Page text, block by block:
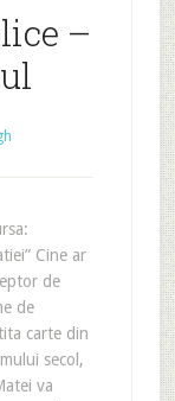
–
Cine ar
de
de
carte din
secol,
va